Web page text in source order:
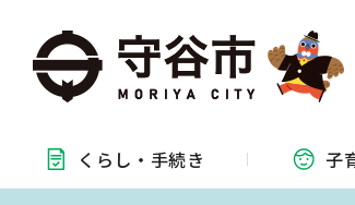
くらし・ 手続き 子